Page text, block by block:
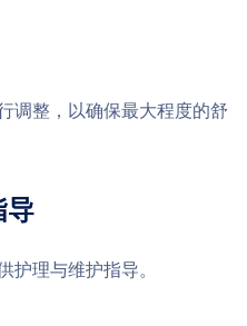
调整，以确保最大程度的舒
导
护理与维护指导。